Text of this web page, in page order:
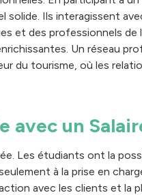
solide. Ils interagissent
et des professionnels de
Un réseau
du tourisme, où les
avec un
Les étudiants ont la
à la prise en
avec les clients et la